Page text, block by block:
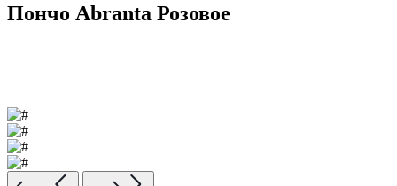
Пончо Abranta Розовое